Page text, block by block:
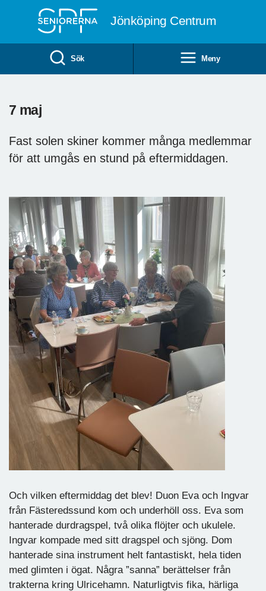
Jönköping Centrum
Sök Meny
7 maj
Fast solen skiner kommer många medlemmar
för att umgås en stund på eftermiddagen.
Och vilken eftermiddag det blev! Duon Eva och Ingvar
från Fästeredssund kom och underhöll oss. Eva som
hanterade durdragspel, två olika flöjter och ukulele.
Ingvar kompade med sitt dragspel och sjöng. Dom
hanterade sina instrument helt fantastiskt, hela tiden
med glimten i ögat. Några ”sanna” berättelser från
trakterna kring Ulricehamn. Naturligtvis fika, härliga